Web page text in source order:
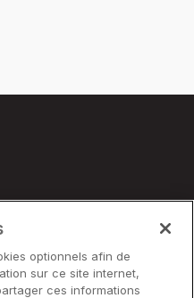
optionnels afin de
sur ce site internet,
ces informations